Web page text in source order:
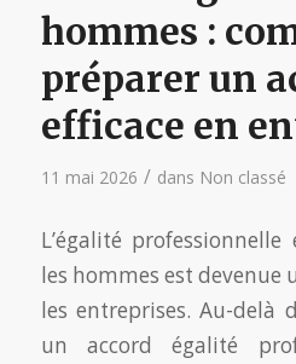
hommes :
préparer un
efficace en
11 mai 2026 / dans Non classé
L’égalité
les hommes est
les entreprises. Au-delà
un accord égalité